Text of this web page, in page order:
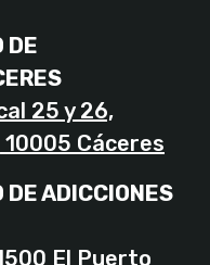
DE
25 y 26,
Cáceres
DE ADICCIONES
El Puerto